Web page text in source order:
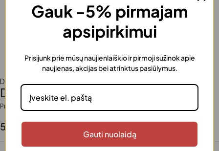
Dasty (valymui)
DASTY vonios valiklis 700ml
Prieinamumas
5.99 €
Gauk -5% pirmajam
apsipirkimui
Prisijunk prie mūsų naujienlaiškio ir pirmoji sužinok apie
naujienas, akcijas bei atrinktus pasiūlymus.
Gauti nuolaidą